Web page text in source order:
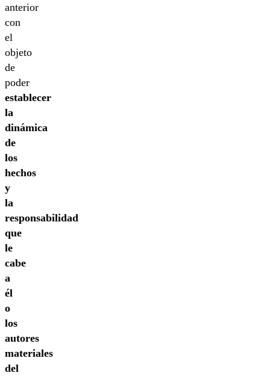
anterior
con
el
objeto
de
poder
establecer
la
dinámica
de
los
hechos
y
la
responsabilidad
que
le
cabe
a
él
o
los
autores
materiales
del